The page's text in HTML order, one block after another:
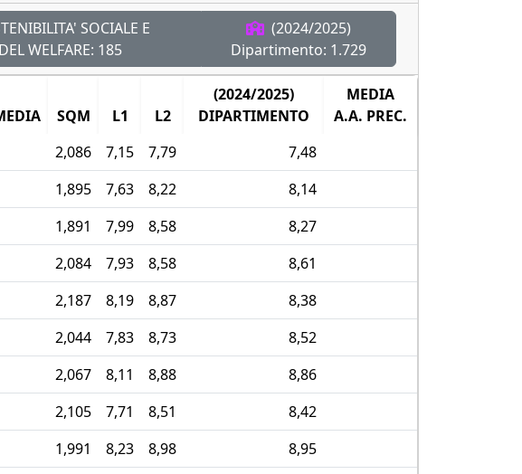
SOCIALE E
WELFARE: 185
(2024/2025)
Dipartimento: 1.729
SQM L1 L2
(2024/2025)
DIPARTIMENTO
MEDIA
A.A. PREC.
2,086 7,15 7,79 7,48
1,895 7,63 8,22 8,14
1,891 7,99 8,58 8,27
2,084 7,93 8,58 8,61
2,187 8,19 8,87 8,38
2,044 7,83 8,73 8,52
2,067 8,11 8,88 8,86
2,105 7,71 8,51 8,42
1,991 8,23 8,98 8,95